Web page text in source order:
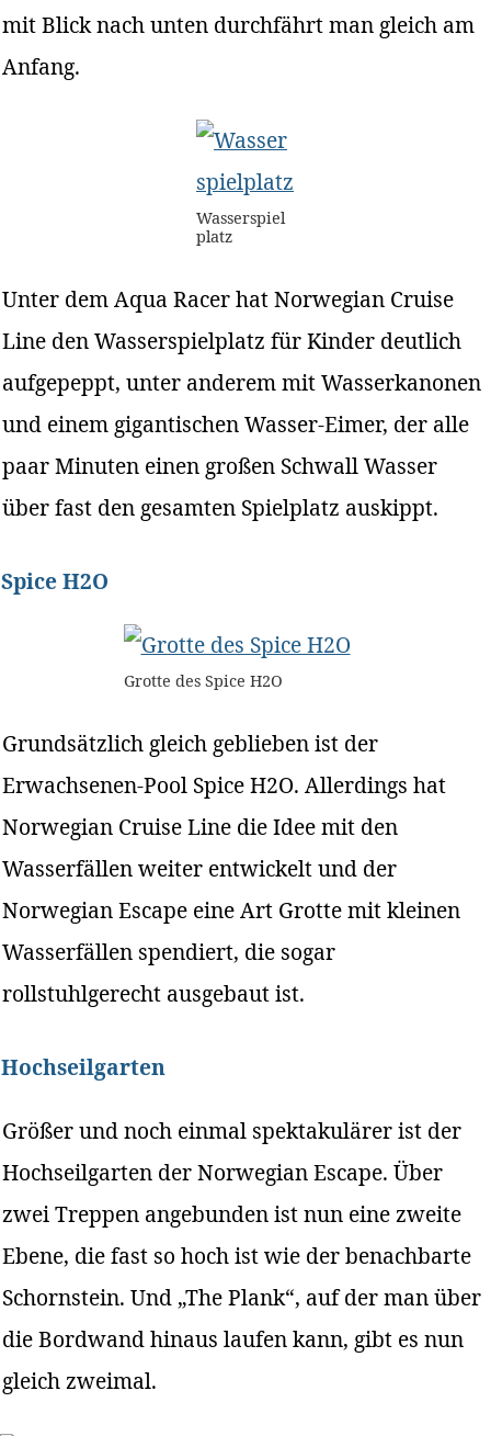
mit Blick nach unten durchfährt man gleich am
Anfang.
Wasserspiel
platz
Unter dem Aqua Racer hat Norwegian Cruise
Line den Wasserspielplatz für Kinder deutlich
aufgepeppt, unter anderem mit Wasserkanonen
und einem gigantischen Wasser-Eimer, der alle
paar Minuten einen großen Schwall Wasser
über fast den gesamten Spielplatz auskippt.
Spice H2O
Grotte des Spice H2O
Grundsätzlich gleich geblieben ist der
Erwachsenen-Pool Spice H2O. Allerdings hat
Norwegian Cruise Line die Idee mit den
Wasserfällen weiter entwickelt und der
Norwegian Escape eine Art Grotte mit kleinen
Wasserfällen spendiert, die sogar
rollstuhlgerecht ausgebaut ist.
Hochseilgarten
Größer und noch einmal spektakulärer ist der
Hochseilgarten der Norwegian Escape. Über
zwei Treppen angebunden ist nun eine zweite
Ebene, die fast so hoch ist wie der benachbarte
Schornstein. Und „The Plank“, auf der man über
die Bordwand hinaus laufen kann, gibt es nun
gleich zweimal.